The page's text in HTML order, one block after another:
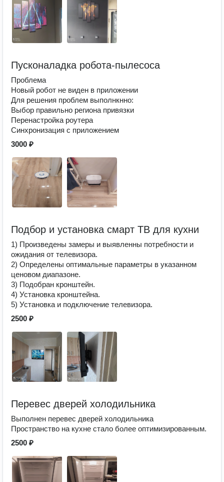
Пусконаладка робота-пылесоса
Проблема
Новый робот не виден в приложении
Для решения проблем выполнкнно:
Выбор правильно региона привязки
Перенастройка роутера
Синхронизация с приложением
3000 ₽
Подбор и установка смарт ТВ для кухни
1) Произведены замеры и выявленны потребности и
ожидания от телевизора.
2) Определены оптимальные параметры в указанном
ценовом диапазоне.
3) Подобран кронштейн.
4) Установка кронштейна.
5) Установка и подключение телевизора.
2500 ₽
Перевес дверей холодильника
Выполнен перевес дверей холодильника
Пространство на кухне стало более оптимизированным.
2500 ₽